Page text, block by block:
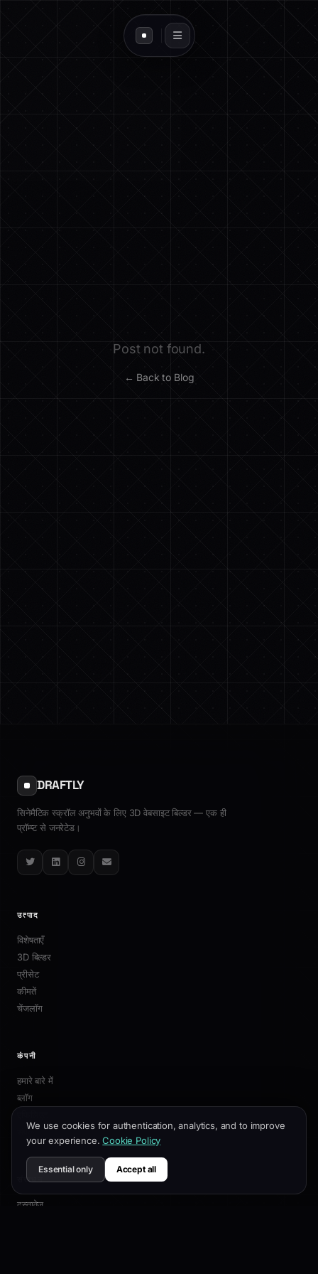
Post not found.
← Back to Blog
DRAFTLY
सिनेमैटिक स्क्रॉल अनुभवों के लिए 3D वेबसाइट बिल्डर — एक ही
प्रॉम्प्ट से जनरेटेड।
TwitterLinkedInInstagram
Email
उत्पाद
विशेषताएँ
3D बिल्डर
प्रीसेट
कीमतें
चेंजलॉग
कंपनी
हमारे बारे में
ब्लॉग
संपर्क
संसाधन
दस्तावेज़
We use cookies for authentication, analytics, and to improve
your experience. Cookie Policy
Essential only Accept all